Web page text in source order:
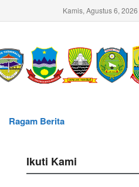
Kamis, Agustus 6, 2026
Ragam Berita
Ikuti Kami